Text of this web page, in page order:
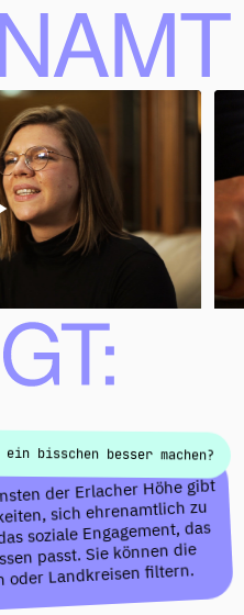
bisschen besser machen?
der Erlacher Höhe gibt
sich ehrenamtlich zu
soziale Engagement, das
passt. Sie können die
Landkreisen filtern.